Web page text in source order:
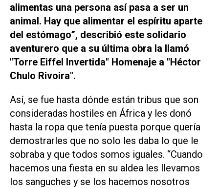
alimentas una persona así pasa a ser un
animal. Hay que alimentar el espíritu aparte
del estómago”, describió este solidario
aventurero que a su última obra la llamó
"Torre Eiffel Invertida" Homenaje a "Héctor
Chulo Rivoira".
Así, se fue hasta dónde están tribus que son
consideradas hostiles en África y les donó
hasta la ropa que tenía puesta porque quería
demostrarles que no solo les daba lo que le
sobraba y que todos somos iguales. “Cuando
hacemos una fiesta en su aldea les llevamos
los sanguches y se los hacemos nosotros